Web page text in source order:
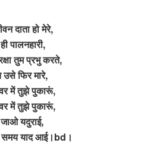
दाता हो मेरे,
पालनहारी,
तुम प्रभु करते,
फिर मारे,
में तुझे पुकारूं,
में तुझे पुकारूं,
यदुराई,
समय याद आई।bd।